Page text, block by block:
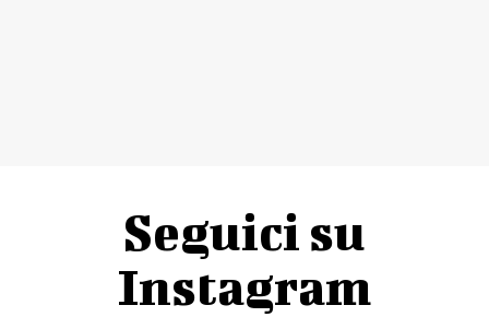
Seguici su
Instagram